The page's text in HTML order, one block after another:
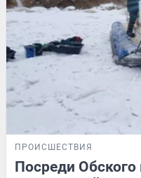
ПРОИСШЕСТВИЯ
Посреди